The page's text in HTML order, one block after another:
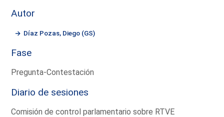
Autor
Díaz Pozas, Diego (GS)
Fase
Pregunta-Contestación
Diario de sesiones
Comisión de control parlamentario sobre RTVE